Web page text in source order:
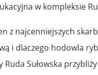
w kompleksie
z najcenniejszych
i dlaczego hodowla
Ruda Sułowska